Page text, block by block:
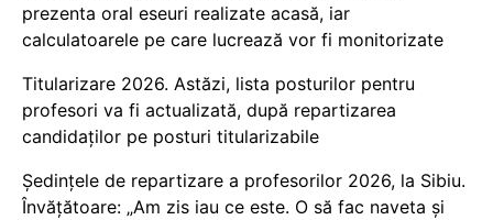
prezenta oral eseuri realizate acasă, iar
calculatoarele pe care lucrează vor fi monitorizate
Titularizare 2026. Astăzi, lista posturilor pentru
profesori va fi actualizată, după repartizarea
candidaților pe posturi titularizabile
Ședințele de repartizare a profesorilor 2026, la Sibiu.
Învățătoare: „Am zis iau ce este. O să fac naveta și